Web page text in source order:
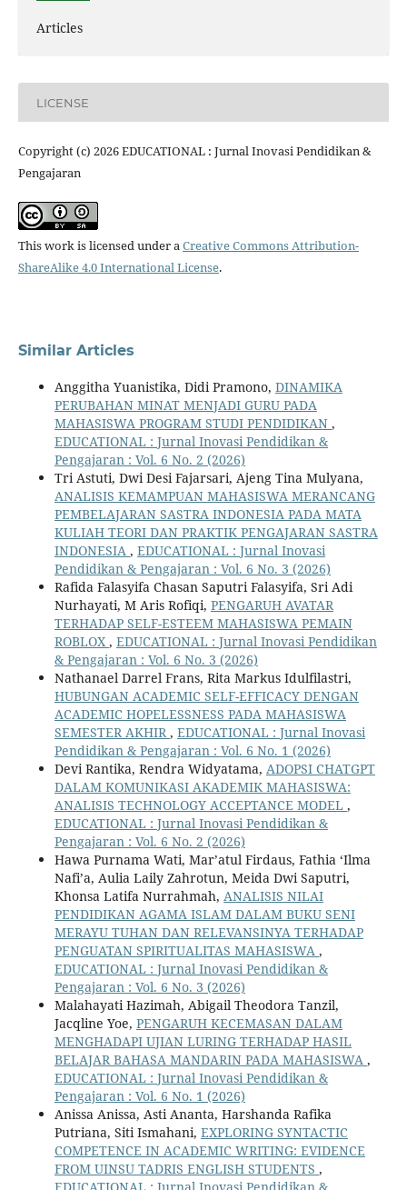
Articles
LICENSE
Copyright (c) 2026 EDUCATIONAL : Jurnal Inovasi Pendidikan &
Pengajaran
This work is licensed under aCreative Commons Attribution-
ShareAlike 4.0 International License.
Similar Articles
Anggitha Yuanistika, Didi Pramono, DINAMIKA
PERUBAHAN MINAT MENJADI GURU PADA
MAHASISWA PROGRAM STUDI PENDIDIKAN ,
EDUCATIONAL : Jurnal Inovasi Pendidikan &
Pengajaran : Vol. 6 No. 2 (2026)
Tri Astuti, Dwi Desi Fajarsari, Ajeng Tina Mulyana,
ANALISIS KEMAMPUAN MAHASISWA MERANCANG
PEMBELAJARAN SASTRA INDONESIA PADA MATA
KULIAH TEORI DAN PRAKTIK PENGAJARAN SASTRA
INDONESIA , EDUCATIONAL : Jurnal Inovasi
Pendidikan & Pengajaran : Vol. 6 No. 3 (2026)
Rafida Falasyifa Chasan Saputri Falasyifa, Sri Adi
Nurhayati, M Aris Rofiqi, PENGARUH AVATAR
TERHADAP SELF-ESTEEM MAHASISWA PEMAIN
ROBLOX , EDUCATIONAL : Jurnal Inovasi Pendidikan
& Pengajaran : Vol. 6 No. 3 (2026)
Nathanael Darrel Frans, Rita Markus Idulfilastri,
HUBUNGAN ACADEMIC SELF-EFFICACY DENGAN
ACADEMIC HOPELESSNESS PADA MAHASISWA
SEMESTER AKHIR, EDUCATIONAL : Jurnal Inovasi
Pendidikan & Pengajaran : Vol. 6 No. 1 (2026)
Devi Rantika, Rendra Widyatama, ADOPSI CHATGPT
DALAM KOMUNIKASI AKADEMIK MAHASISWA:
ANALISIS TECHNOLOGY ACCEPTANCE MODEL ,
EDUCATIONAL : Jurnal Inovasi Pendidikan &
Pengajaran : Vol. 6 No. 2 (2026)
Hawa Purnama Wati, Mar’atul Firdaus, Fathia ‘Ilma
Nafi’a, Aulia Laily Zahrotun, Meida Dwi Saputri,
Khonsa Latifa Nurrahmah, ANALISIS NILAI
PENDIDIKAN AGAMA ISLAM DALAM BUKU SENI
MERAYU TUHAN DAN RELEVANSINYA TERHADAP
PENGUATAN SPIRITUALITAS MAHASISWA ,
EDUCATIONAL : Jurnal Inovasi Pendidikan &
Pengajaran : Vol. 6 No. 3 (2026)
Malahayati Hazimah, Abigail Theodora Tanzil,
Jacqline Yoe, PENGARUH KECEMASAN DALAM
MENGHADAPI UJIAN LURING TERHADAP HASIL
BELAJAR BAHASA MANDARIN PADA MAHASISWA ,
EDUCATIONAL : Jurnal Inovasi Pendidikan &
Pengajaran : Vol. 6 No. 1 (2026)
Anissa Anissa, Asti Ananta, Harshanda Rafika
Putriana, Siti Ismahani, EXPLORING SYNTACTIC
COMPETENCE IN ACADEMIC WRITING: EVIDENCE
FROM UINSU TADRIS ENGLISH STUDENTS ,